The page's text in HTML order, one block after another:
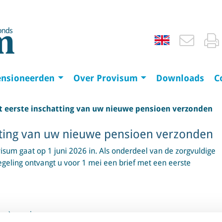
Over Provisum Downloads
eerste inschatting van uw nieuwe pensioen verzonden
van uw nieuwe pensioen verzonden
gaat op 1 juni 2026 in. Als onderdeel van de zorgvuldige
ontvangt u voor 1 mei een brief met een eerste
pensioen; en